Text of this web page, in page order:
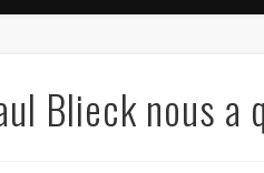
Blieck nous a